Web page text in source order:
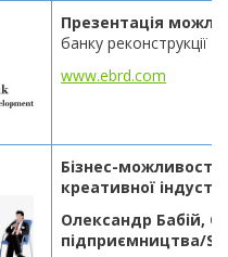
Презентація
банку реконструкції
www.ebrd.com
Бізнес-можливості
креативної
Олександр Бабій,
підприємництва/